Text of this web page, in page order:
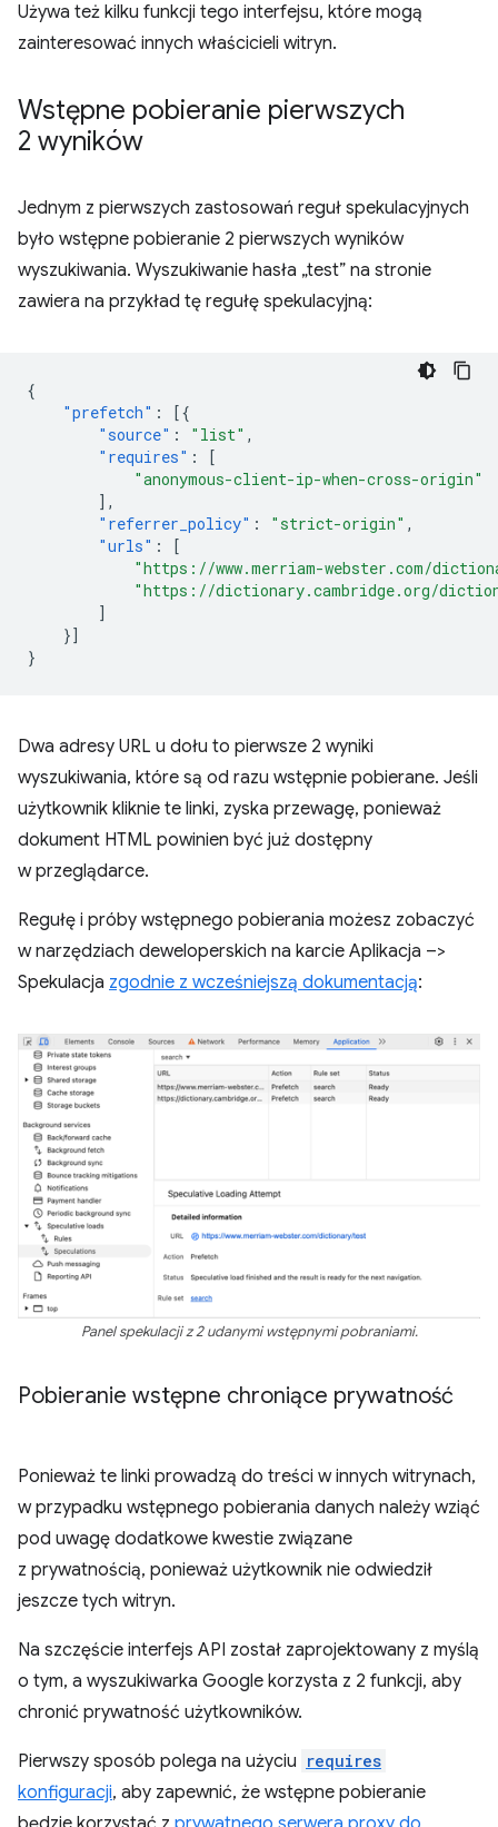
Używa też kilku funkcji tego interfejsu, które mogą
zainteresować innych właścicieli witryn.
Wstępne pobieranie pierwszych
2 wyników
Jednym z pierwszych zastosowań reguł spekulacyjnych
było wstępne pobieranie 2 pierwszych wyników
wyszukiwania. Wyszukiwanie hasła „test” na stronie
zawiera na przykład tę regułę spekulacyjną:
{
"prefetch" :
[{
"source" : "list" ,
"requires" :
[
"anonymous-client-ip-when-cross-origin"
],
"referrer_policy" : "strict-origin" ,
"urls" :
[
"https://www.merriam-webster.com/
"https://dictionary.cambridge.org/
]
}]
}
Dwa adresy URL u dołu to pierwsze 2 wyniki
wyszukiwania, które są od razu wstępnie pobierane. Jeśli
użytkownik kliknie te linki, zyska przewagę, ponieważ
dokument HTML powinien być już dostępny
w przeglądarce.
Regułę i próby wstępnego pobierania możesz zobaczyć
w narzędziach deweloperskich na karcie Aplikacja –>
Spekulacja zgodnie z wcześniejszą dokumentacją:
Panel spekulacji z 2 udanymi wstępnymi pobraniami.
Pobieranie wstępne chroniące prywatność
Ponieważ te linki prowadzą do treści w innych witrynach,
w przypadku wstępnego pobierania danych należy wziąć
pod uwagę dodatkowe kwestie związane
z prywatnością, ponieważ użytkownik nie odwiedził
jeszcze tych witryn.
Na szczęście interfejs API został zaprojektowany z myślą
o tym, a wyszukiwarka Google korzysta z 2 funkcji, aby
chronić prywatność użytkowników.
Pierwszy sposób polega na użyciu requires
konfiguracji, aby zapewnić, że wstępne pobieranie